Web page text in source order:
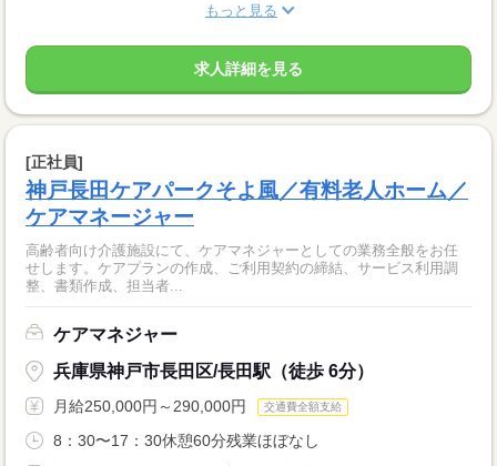
もっと見る
求人詳細を見る
[正社員]
神戸長田ケアパークそよ風／有料老人ホーム／
ケアマネージャー
高齢者向け介護施設にて、ケアマネジャーとしての業務全般をお任
せします。ケアプランの作成、ご利用契約の締結、サービス利用調
整、書類作成、担当者...
ケアマネジャー
兵庫県神戸市長田区/長田駅（徒歩 6分）
月給250,000円～290,000円 交通費全額支給
8：30〜17：30休憩60分残業ほぼなし